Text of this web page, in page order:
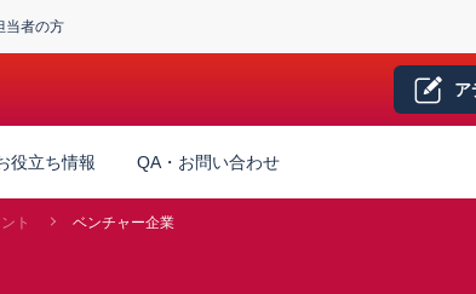
当者の方
ア
役立ち情報 QA・お問い合わせ
ト ベンチャー企業